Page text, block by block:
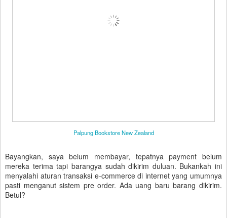
Palpung Bookstore New Zealand
Bayangkan, saya belum membayar, tepatnya payment belum
mereka terima tapi barangya sudah dikirim duluan. Bukankah ini
menyalahi aturan transaksi e-commerce di internet yang umumnya
pasti menganut sistem pre order. Ada uang baru barang dikirim.
Betul?